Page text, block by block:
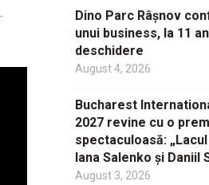
Dino Parc Râșnov
unui business, la 11
deschidere
August 4, 2026
Bucharest
2027 revine cu o
spectaculoasă:
Iana Salenko și Daniil
August 3, 2026